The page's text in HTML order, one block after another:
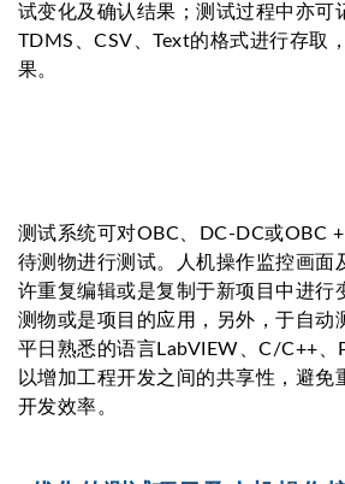
试变化及确认结果；测试过程中亦可
TDMS、CSV、Text的格式进行存取
果。
测试系统可对OBC、DC-DC或OBC
待测物进行测试。人机操作监控画面
许重复编辑或是复制于新项目中进行
测物或是项目的应用，另外，于自动
平日熟悉的语言LabVIEW、C/C++、
以增加工程开发之间的共享性，避免
开发效率。